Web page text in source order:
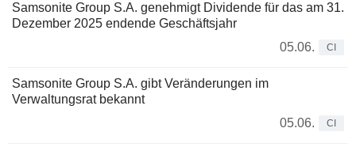
Samsonite Group S.A. genehmigt Dividende für das am 31.
Dezember 2025 endende Geschäftsjahr
05.06.
CI
Samsonite Group S.A. gibt Veränderungen im
Verwaltungsrat bekannt
05.06.
CI